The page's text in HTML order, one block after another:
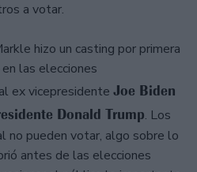
a votar.
hizo un casting por primera
las elecciones
ex vicepresidente Joe Biden
Donald Trump. Los
no pueden votar, algo sobre lo
antes de las elecciones